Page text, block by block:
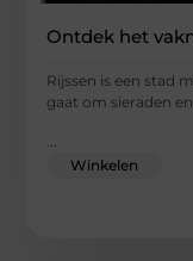
Ontdek het
Rijssen is een stad
gaat om sieraden
Winkelen